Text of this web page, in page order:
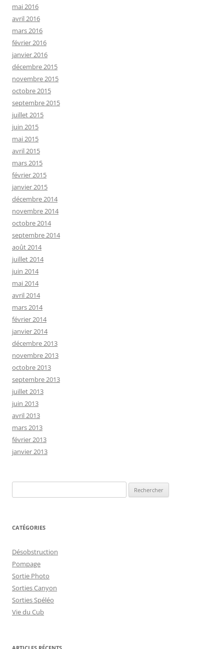
mai 2016
avril 2016
mars 2016
février 2016
janvier 2016
décembre 2015
novembre 2015
octobre 2015
septembre 2015
juillet 2015
juin 2015
mai 2015
avril 2015
mars 2015
février 2015
janvier 2015
décembre 2014
novembre 2014
octobre 2014
septembre 2014
août 2014
juillet 2014
juin 2014
mai 2014
avril 2014
mars 2014
février 2014
janvier 2014
décembre 2013
novembre 2013
octobre 2013
septembre 2013
juillet 2013
juin 2013
avril 2013
mars 2013
février 2013
janvier 2013
CATÉGORIES
Désobstruction
Pompage
Sortie Photo
Sorties Canyon
Sorties Spéléo
Vie du Cub